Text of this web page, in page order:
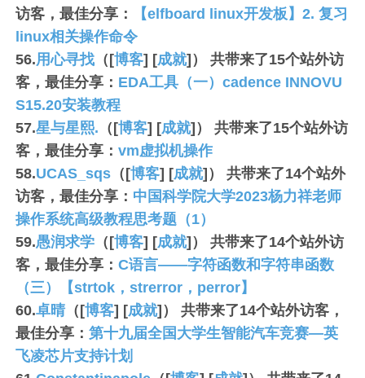
访客，最佳分享：
【elfboard linux开发板】2. 复习
linux相关操作命令
56.用心寻找 （[博客] [成就]） 共带来了15个站外访
客，最佳分享： EDA工具（一）cadence INNOVU
S15.20安装教程
57.星与星熙. （[博客] [成就]） 共带来了15个站外访
客，最佳分享：vm虚拟机操作
58.UCAS_sqs （[博客] [成就]） 共带来了14个站外
访客，最佳分享： 中国科学院大学2023杨力祥老师
操作系统高级教程思考题（1）
59.愚润求学 （[博客] [成就]） 共带来了14个站外访
客，最佳分享：C语言——字符函数和字符串函数
（三）【strtok，strerror，perror】
60.卓晴（[博客] [成就]） 共带来了14个站外访客，
最佳分享：第十九届全国大学生智能汽车竞赛—英
飞凌芯片支持计划